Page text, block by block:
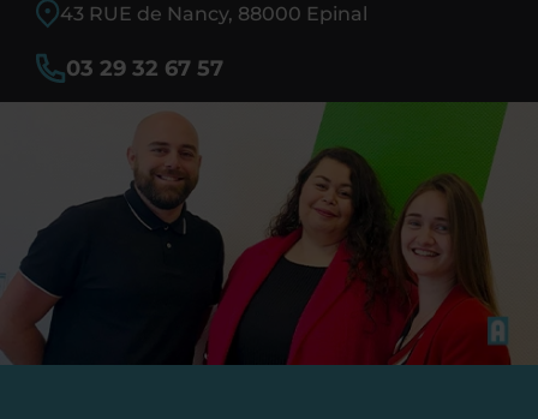
43 RUE de Nancy, 88000 Epinal
03 29 32 67 57